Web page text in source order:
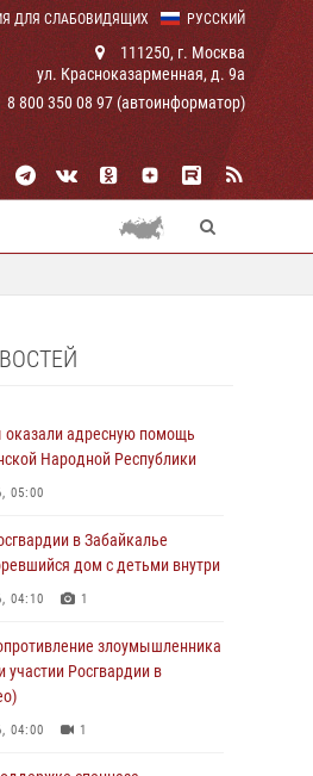
РУССКИЙ
ДЛЯ СЛАБОВИДЯЩИХ
111250, г. Москва
ул. Красноказарменная, д. 9а
8 800 350 08 97 (автоинформатор)
оказали адресную помощь
Народной Республики
05:00
в Забайкалье
дом с детьми внутри
04:10 1
злоумышленника
участии Росгвардии в
04:00 1